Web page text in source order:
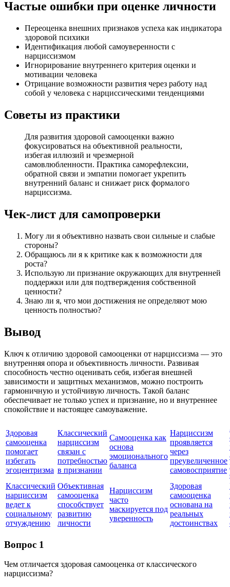
Частые ошибки при оценке личности
Переоценка внешних признаков успеха как индикатора
здоровой психики
Идентификация любой самоуверенности с
нарциссизмом
Игнорирование внутреннего критерия оценки и
мотивации человека
Отрицание возможности развития через работу над
собой у человека с нарциссическими тенденциями
Советы из практики
Для развития здоровой самооценки важно
фокусироваться на объективной реальности,
избегая иллюзий и чрезмерной
самовлюбленности. Практика саморефлексии,
обратной связи и эмпатии помогает укрепить
внутренний баланс и снижает риск формалого
нарциссизма.
Чек-лист для самопроверки
Могу ли я объективно назвать свои сильные и слабые
стороны?
Обращаюсь ли я к критике как к возможности для
роста?
Использую ли признание окружающих для внутренней
поддержки или для подтверждения собственной
ценности?
Знаю ли я, что мои достижения не определяют мою
ценность полностью?
Вывод
Ключ к отличию здоровой самооценки от нарциссизма — это
внутренняя опора и объективность личности. Развивая
способность честно оценивать себя, избегая внешней
зависимости и защитных механизмов, можно построить
гармоничную и устойчивую личность. Такой баланс
обеспечивает не только успех и признание, но и внутреннее
спокойствие и настоящее самоуважение.
Здоровая
самооценка
помогает
избегать
эгоцентризма
Классический
нарциссизм
связан с
потребностью
в признании
Самооценка как
основа
эмоционального
баланса
Нарциссизм
проявляется
через
преувеличенное
самовосприятие
Классический
нарциссизм
ведет к
социальному
отчуждению
Объективная
самооценка
способствует
развитию
личности
Нарциссизм
часто
маскируется под
уверенность
Здоровая
самооценка
основана на
реальных
достоинствах
Вопрос 1
Чем отличается здоровая самооценка от классического
нарциссизма?